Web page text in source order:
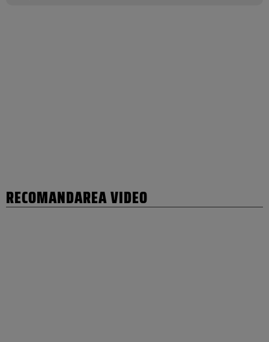
RECOMANDAREA VIDEO